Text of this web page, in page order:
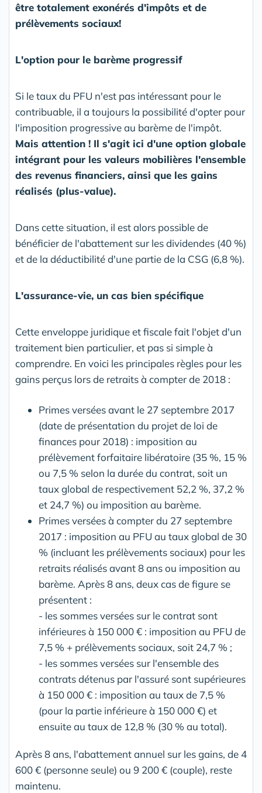
être totalement exonérés d'impôts et de
prélèvements sociaux!
L'option pour le barème progressif
Si le taux du PFU n'est pas intéressant pour le
contribuable, il a toujours la possibilité d'opter pour
l'imposition progressive au barème de l'impôt.
Mais attention ! Il s'agit ici d'une option globale
intégrant pour les valeurs mobilières l'ensemble
des revenus financiers, ainsi que les gains
réalisés (plus-value).
Dans cette situation, il est alors possible de
bénéficier de l'abattement sur les dividendes (40 %)
et de la déductibilité d'une partie de la CSG (6,8 %).
L'assurance-vie, un cas bien spécifique
Cette enveloppe juridique et fiscale fait l'objet d'un
traitement bien particulier, et pas si simple à
comprendre. En voici les principales règles pour les
gains perçus lors de retraits à compter de 2018 :
Primes versées avant le 27 septembre 2017
(date de présentation du projet de loi de
finances pour 2018) : imposition au
prélèvement forfaitaire libératoire (35 %, 15 %
ou 7,5 % selon la durée du contrat, soit un
taux global de respectivement 52,2 %, 37,2 %
et 24,7 %) ou imposition au barème.
Primes versées à compter du 27 septembre
2017 : imposition au PFU au taux global de 30
% (incluant les prélèvements sociaux) pour les
retraits réalisés avant 8 ans ou imposition au
barème. Après 8 ans, deux cas de figure se
présentent :
- les sommes versées sur le contrat sont
inférieures à 150 000 € : imposition au PFU de
7,5 % + prélèvements sociaux, soit 24,7 % ;
- les sommes versées sur l'ensemble des
contrats détenus par l'assuré sont supérieures
à 150 000 € : imposition au taux de 7,5 %
(pour la partie inférieure à 150 000 €) et
ensuite au taux de 12,8 % (30 % au total).
Après 8 ans, l'abattement annuel sur les gains, de 4
600 € (personne seule) ou 9 200 € (couple), reste
maintenu.